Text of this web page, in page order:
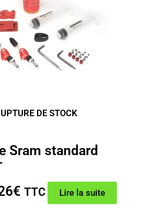
DE STOCK
Sram standard
€ Le
TTC Lire la suite